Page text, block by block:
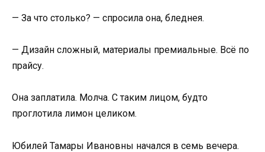
— За что столько? — спросила она, бледнея.
— Дизайн сложный, материалы премиальные. Всё по
прайсу.
Она заплатила. Молча. С таким лицом, будто
проглотила лимон целиком.
Юбилей Тамары Ивановны начался в семь вечера.